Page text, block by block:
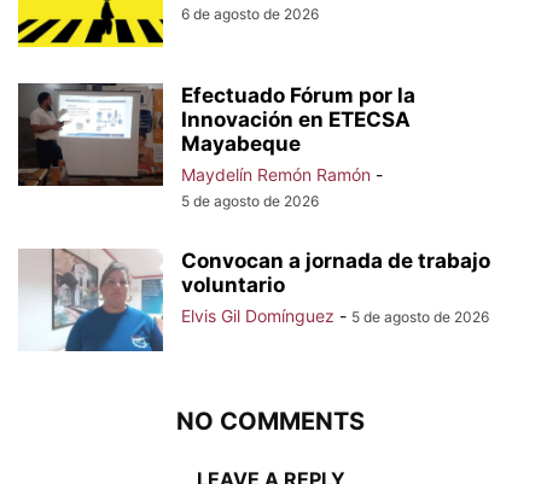
6 de agosto de 2026
Efectuado Fórum por la
Innovación en ETECSA
Mayabeque
Maydelín Remón Ramón -
5 de agosto de 2026
Convocan a jornada de trabajo
voluntario
Elvis Gil Domínguez - 5 de agosto de 2026
NO COMMENTS